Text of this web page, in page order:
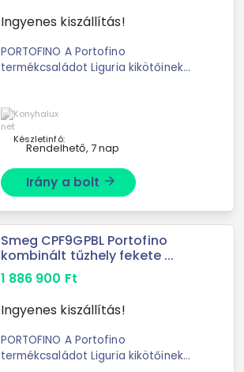
Ingyenes kiszállítás!
PORTOFINO A Portofino
termékcsaládot Liguria kikötőinek
és boldogságot hoz a konyhába. EGY
DESIGN, AMI MINDEN ...
Készletinfó:
Rendelhető, 7 nap
Irány a bolt arrow_forward
Smeg CPF9GPBL Portofino
kombinált tűzhely fekete ...
1 886 900 Ft
Ingyenes kiszállítás!
PORTOFINO A Portofino
termékcsaládot Liguria kikötőinek